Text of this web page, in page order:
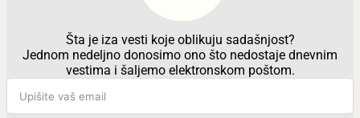
Šta je iza vesti koje oblikuju sadašnjost?
Jednom nedeljno donosimo ono što nedostaje dnevnim
vestima i šaljemo elektronskom poštom.